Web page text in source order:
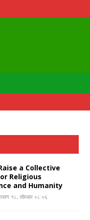
a Collective
Religious
and Humanity
१८, सोमबार ०८:०६